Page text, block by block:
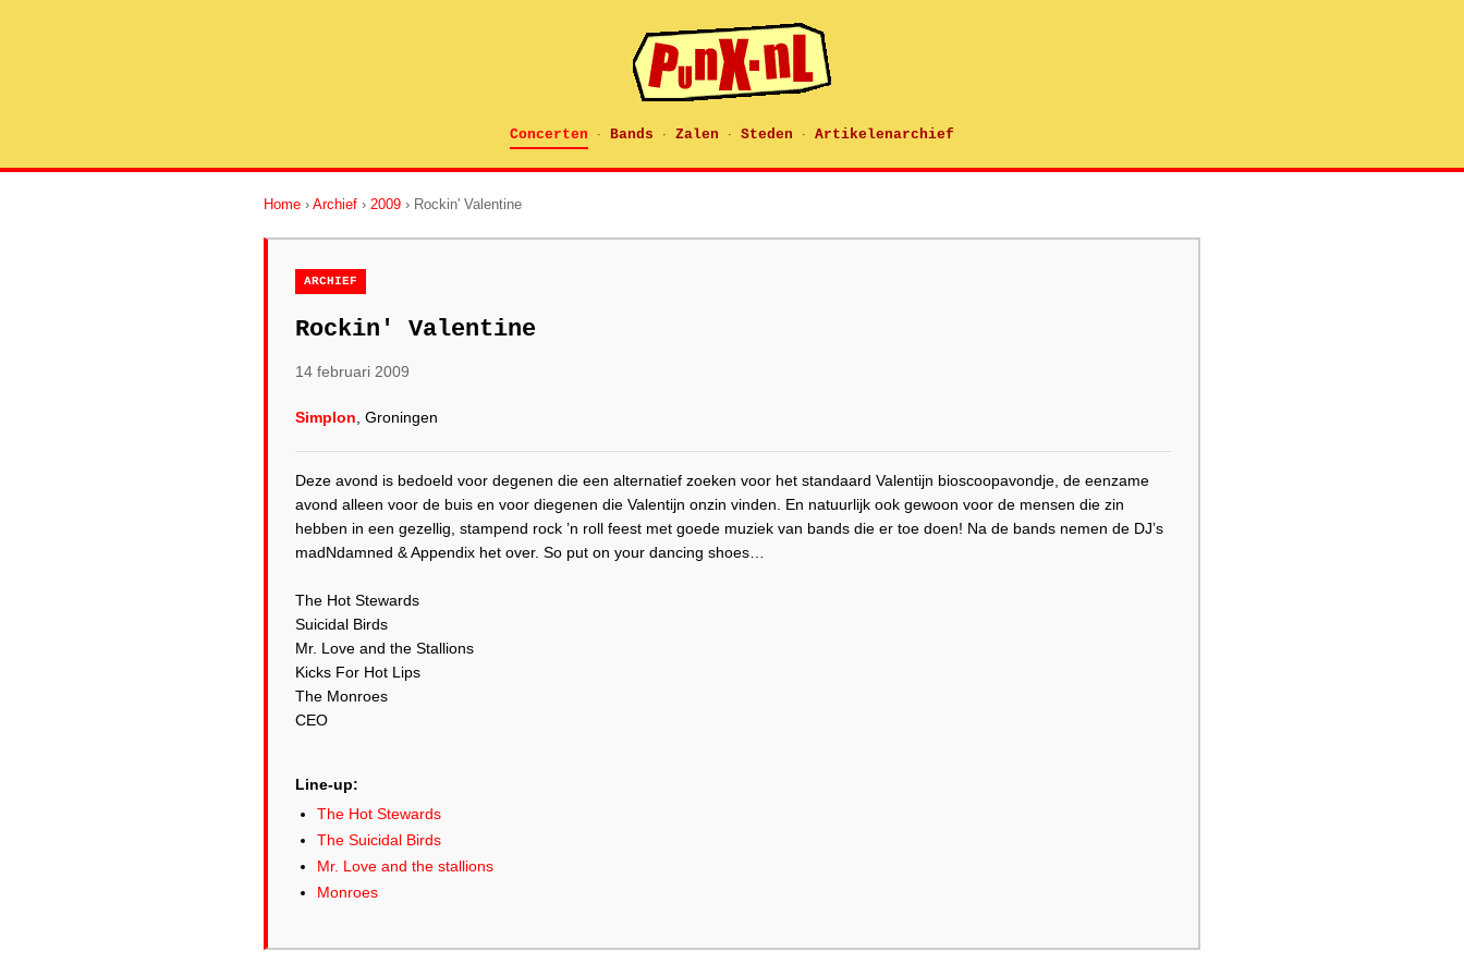
Concerten · Bands · Zalen · Steden · Artikelenarchief
Home › Archief › 2009 › Rockin' Valentine
ARCHIEF
Rockin' Valentine
14 februari 2009
Simplon , Groningen
Deze avond is bedoeld voor degenen die een alternatief zoeken voor het standaard Valentijn bioscoopavondje, de eenzame
avond alleen voor de buis en voor diegenen die Valentijn onzin vinden. En natuurlijk ook gewoon voor de mensen die zin
hebben in een gezellig, stampend rock ’n roll feest met goede muziek van bands die er toe doen! Na de bands nemen de DJ’s
madNdamned & Appendix het over. So put on your dancing shoes…
The Hot Stewards
Suicidal Birds
Mr. Love and the Stallions
Kicks For Hot Lips
The Monroes
CEO
Line-up:
The Hot Stewards
The Suicidal Birds
Mr. Love and the stallions
Monroes